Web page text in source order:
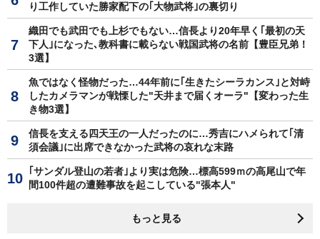
り工作していた勝家配下の｢大物武将｣の裏切り
織田でも武田でも上杉でもない…信長より20年早く｢最初の天
下人｣になった､教科書に載らない戦国武将の名前【豊臣兄弟！
3選】
魚ではなく怪物だった…44年前に｢生きたシーラカンス｣と対峙
したカメラマンが戦慄した"天井まで届くオーラ"【変わった生
き物3選】
信長を支える四天王の一人だったのに…秀吉にハメられて｢清
須会議｣に出席できなかった武将の哀れな末路
｢サンダル登山の若者｣より実は危険…標高599ｍの高尾山で年
間100件超の遭難事故を起こしている"張本人"
もっと見る